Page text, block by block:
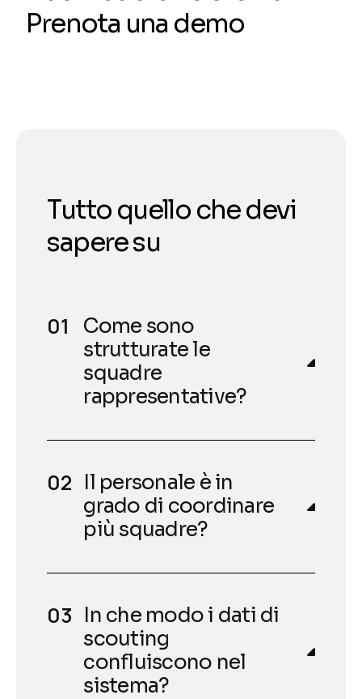
Prenota una demo
Tutto quello che devi
sapere su
Come sono
strutturate le
squadre
rappresentative?
Il personale è in
grado di coordinare
più squadre?
In che modo i dati di
scouting
confluiscono nel
sistema?